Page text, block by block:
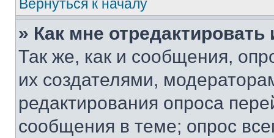
Вернуться к началу
» Как мне
Так же, как и сообщения,
их создателями,
редактирования опроса
сообщения в теме; опрос